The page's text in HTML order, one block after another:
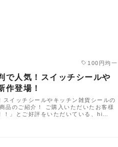
100円均一
で人気！スイッチシールや
作登場！
スイッチシールやキッチン雑貨シールの
品のご紹介！ ご購入いただいたお客様
！」とご好評をいただいている、hi…